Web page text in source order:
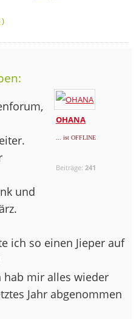
)
OHANA
... ist OFFLINE
Beiträge: 241
und
ich so einen Jieper auf
hab mir alles wieder
Jahr abgenommen